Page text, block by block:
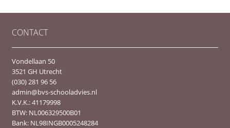
CONTACT
Vondellaan 50
3521 GH Utrecht
(030) 281 96 56
admin@bvs-schooladvies.nl
K.V.K.: 41179998
BTW: NL006329500B01
Bank: NL98INGB0005248284